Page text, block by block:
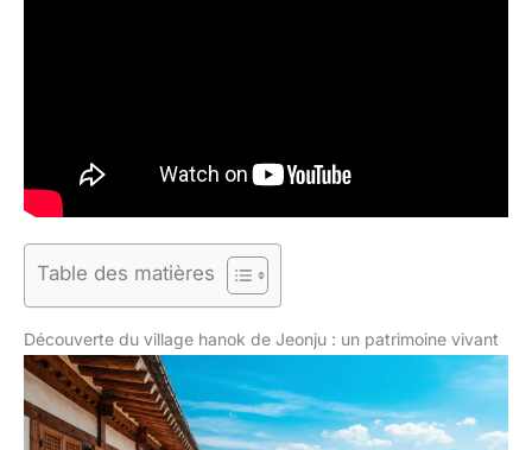
Table des matières
Découverte du village hanok de Jeonju : un patrimoine vivant